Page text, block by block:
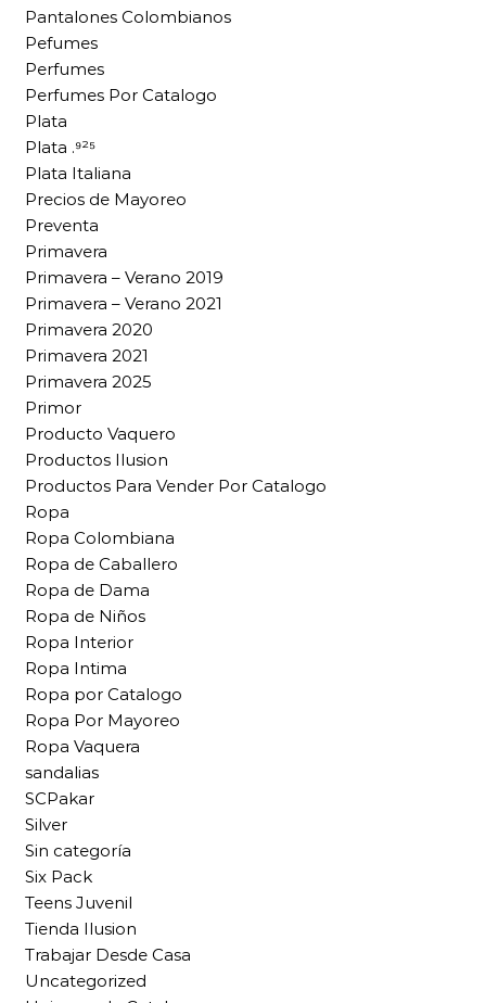
Pantalones Colombianos
Pefumes
Perfumes
Perfumes Por Catalogo
Plata
Plata .⁹²⁵
Plata Italiana
Precios de Mayoreo
Preventa
Primavera
Primavera – Verano 2019
Primavera – Verano 2021
Primavera 2020
Primavera 2021
Primavera 2025
Primor
Producto Vaquero
Productos Ilusion
Productos Para Vender Por Catalogo
Ropa
Ropa Colombiana
Ropa de Caballero
Ropa de Dama
Ropa de Niños
Ropa Interior
Ropa Intima
Ropa por Catalogo
Ropa Por Mayoreo
Ropa Vaquera
sandalias
SCPakar
Silver
Sin categoría
Six Pack
Teens Juvenil
Tienda Ilusion
Trabajar Desde Casa
Uncategorized